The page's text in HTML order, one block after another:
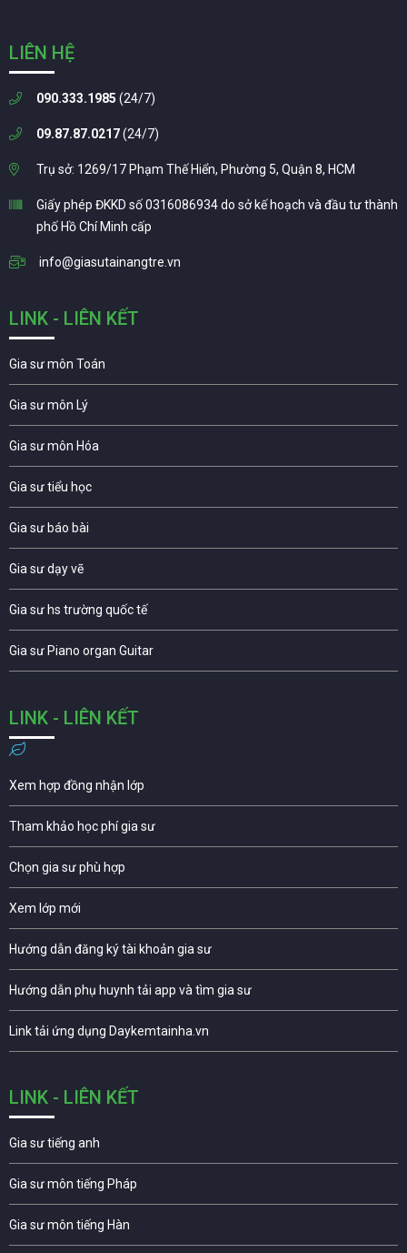
LIÊN HỆ
090.333.1985 (24/7)
09.87.87.0217(24/7)
Trụ sở: 1269/17 Phạm Thế Hiển, Phường 5, Quận 8, HCM
Giấy phép ĐKKD số 0316086934 do sở kế hoạch và đầu tư thành
phố Hồ Chí Minh cấp
info@giasutainangtre.vn
LINK - LIÊN KẾT
Gia sư môn Toán
Gia sư môn Lý
Gia sư môn Hóa
Gia sư tiểu học
Gia sư báo bài
Gia sư dạy vẽ
Gia sư hs trường quốc tế
Gia sư Piano organ Guitar
LINK - LIÊN KẾT
Xem hợp đồng nhận lớp
Tham khảo học phí gia sư
Chọn gia sư phù hợp
Xem lớp mới
Hướng dẫn đăng ký tài khoản gia sư
Hướng dẫn phụ huynh tải app và tìm gia sư
Link tải ứng dụng Daykemtainha.vn
LINK - LIÊN KẾT
Gia sư tiếng anh
Gia sư môn tiếng Pháp
Gia sư môn tiếng Hàn